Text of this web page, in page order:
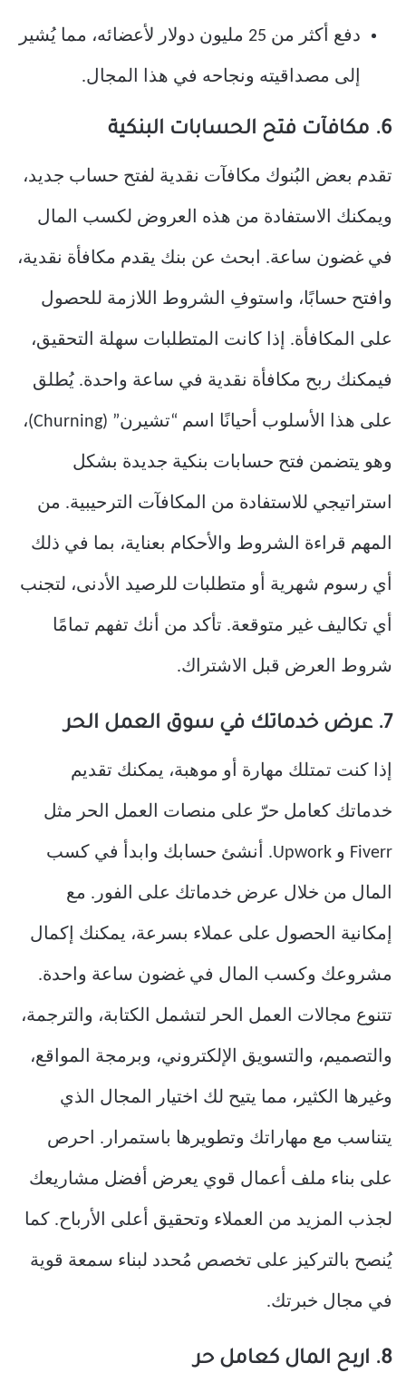
دفع أكثر من 25 مليون دولار لأعضائه، مما يُشير
إلى مصداقيته ونجاحه في هذا المجال.
6. مكافآت فتح الحسابات البنكية
تقدم بعض البُنوك مكافآت نقدية لفتح حساب جديد،
ويمكنك الاستفادة من هذه العروض لكسب المال
في غضون ساعة. ابحث عن بنك يقدم مكافأة نقدية،
وافتح حسابًا، واستوفِ الشروط اللازمة للحصول
على المكافأة. إذا كانت المتطلبات سهلة التحقيق،
فيمكنك ربح مكافأة نقدية في ساعة واحدة. يُطلق
على هذا الأسلوب أحيانًا اسم “تشيرن” (Churning)،
وهو يتضمن فتح حسابات بنكية جديدة بشكل
استراتيجي للاستفادة من المكافآت الترحيبية. من
المهم قراءة الشروط والأحكام بعناية، بما في ذلك
أي رسوم شهرية أو متطلبات للرصيد الأدنى، لتجنب
أي تكاليف غير متوقعة. تأكد من أنك تفهم تمامًا
شروط العرض قبل الاشتراك.
7. عرض خدماتك في سوق العمل الحر
إذا كنت تمتلك مهارة أو موهبة، يمكنك تقديم
خدماتك كعامل حرّ على منصات العمل الحر مثل
Fiverr و Upwork. أنشئ حسابك وابدأ في كسب
المال من خلال عرض خدماتك على الفور. مع
إمكانية الحصول على عملاء بسرعة، يمكنك إكمال
مشروعك وكسب المال في غضون ساعة واحدة.
تتنوع مجالات العمل الحر لتشمل الكتابة، والترجمة،
والتصميم، والتسويق الإلكتروني، وبرمجة المواقع،
وغيرها الكثير، مما يتيح لك اختيار المجال الذي
يتناسب مع مهاراتك وتطويرها باستمرار. احرص
على بناء ملف أعمال قوي يعرض أفضل مشاريعك
لجذب المزيد من العملاء وتحقيق أعلى الأرباح. كما
يُنصح بالتركيز على تخصص مُحدد لبناء سمعة قوية
في مجال خبرتك.
8. اربح المال كعامل حر